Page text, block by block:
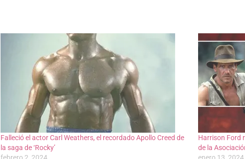
Falleció el actor Carl Weathers, el recordado Apollo Creed de
la saga de ‘Rocky’
Harrison Ford
de la